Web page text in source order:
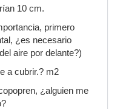
10 cm.
primero
¿es necesario
aire por delante?)
a cubrir.? m2
¿alguien me